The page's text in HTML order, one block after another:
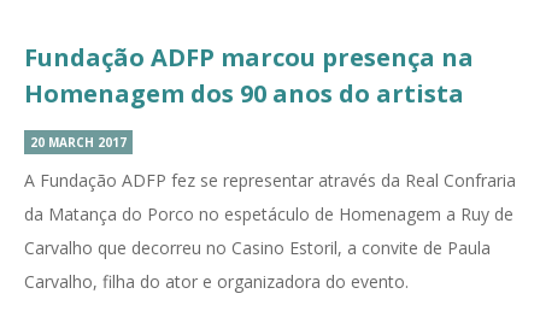
Fundação ADFP marcou presença na
Homenagem dos 90 anos do artista
20 MARCH 2017
A Fundação ADFP fez se representar através da Real Confraria
da Matança do Porco no espetáculo de Homenagem a Ruy de
Carvalho que decorreu no Casino Estoril, a convite de Paula
Carvalho, filha do ator e organizadora do evento.